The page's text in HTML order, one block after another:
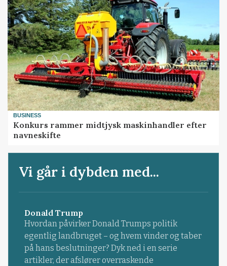
BUSINESS
Konkurs rammer midtjysk maskinhandler efter
navneskifte
Vi går i dybden med...
Donald Trump
Hvordan påvirker Donald Trumps politik
egentlig landbruget – og hvem vinder og taber
på hans beslutninger? Dyk ned i en serie
artikler, der afslører overraskende